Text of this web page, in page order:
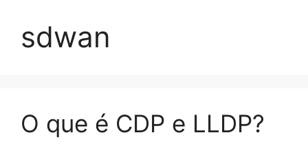
sdwan
O que é CDP e LLDP?